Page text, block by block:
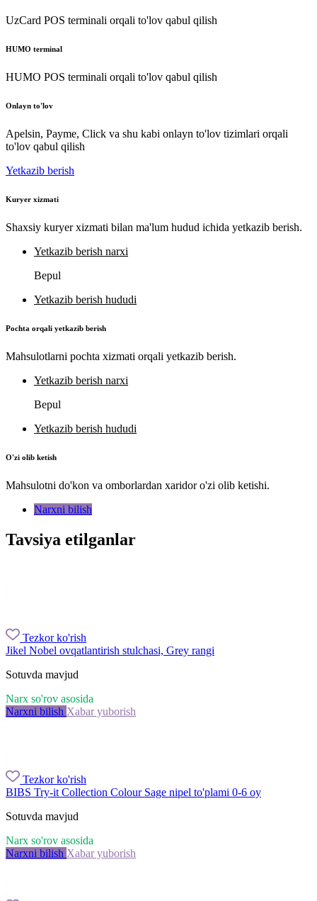
UzCard POS terminali orqali to'lov qabul qilish
HUMO terminal
HUMO POS terminali orqali to'lov qabul qilish
Onlayn to'lov
Apelsin, Payme, Click va shu kabi onlayn to'lov tizimlari orqali
to'lov qabul qilish
Yetkazib berish
Kuryer xizmati
Shaxsiy kuryer xizmati bilan ma'lum hudud ichida yetkazib berish.
Yetkazib berish narxi
Bepul
Yetkazib berish hududi
Pochta orqali yetkazib berish
Mahsulotlarni pochta xizmati orqali yetkazib berish.
Yetkazib berish narxi
Bepul
Yetkazib berish hududi
O'zi olib ketish
Mahsulotni do'kon va omborlardan xaridor o'zi olib ketishi.
Narxni bilish
Tavsiya etilganlar
Tezkor ko'rish
Jikel Nobel ovqatlantirish stulchasi, Grey rangi
Sotuvda mavjud
Narx so'rov asosida
Narxni bilish Xabar yuborish
Tezkor ko'rish
BIBS Try-it Collection Colour Sage nipel to'plami 0-6 oy
Sotuvda mavjud
Narx so'rov asosida
Narxni bilish Xabar yuborish